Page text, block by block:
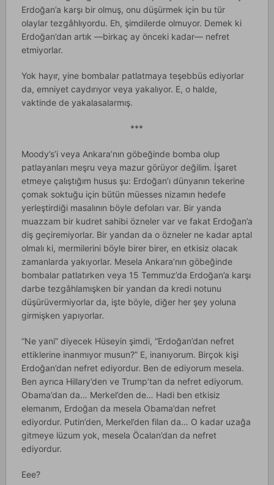
Erdoğan’a karşı bir olmuş, onu düşürmek için bu tür
olaylar tezgâhlıyordu. Eh, şimdilerde olmuyor. Demek ki
Erdoğan’dan artık —birkaç ay önceki kadar— nefret
etmiyorlar.
Yok hayır, yine bombalar patlatmaya teşebbüs ediyorlar
da, emniyet caydırıyor veya yakalıyor. E, o halde,
vaktinde de yakalasalarmış.
***
Moody’s’i veya Ankara’nın göbeğinde bomba olup
patlayanları meşru veya mazur görüyor değilim. İşaret
etmeye çalıştığım husus şu: Erdoğan’ı dünyanın tekerine
çomak soktuğu için bütün müesses nizamın hedefe
yerleştirdiği masalının böyle defoları var. Bir yanda
muazzam bir kudret sahibi özneler var ve fakat Erdoğan’a
diş geçiremiyorlar. Bir yandan da o özneler ne kadar aptal
olmalı ki, mermilerini böyle birer birer, en etkisiz olacak
zamanlarda yakıyorlar. Mesela Ankara’nın göbeğinde
bombalar patlatırken veya 15 Temmuz’da Erdoğan’a karşı
darbe tezgâhlamışken bir yandan da kredi notunu
düşürüvermiyorlar da, işte böyle, diğer her şey yoluna
girmişken yapıyorlar.
“Ne yani” diyecek Hüseyin şimdi, “Erdoğan’dan nefret
ettiklerine inanmıyor musun?” E, inanıyorum. Birçok kişi
Erdoğan’dan nefret ediyordur. Ben de ediyorum mesela.
Ben ayrıca Hillary’den ve Trump’tan da nefret ediyorum.
Obama’dan da… Merkel’den de… Hadi ben etkisiz
elemanım, Erdoğan da mesela Obama’dan nefret
ediyordur. Putin’den, Merkel’den filan da… O kadar uzağa
gitmeye lüzum yok, mesela Öcalan’dan da nefret
ediyordur.
Eee?